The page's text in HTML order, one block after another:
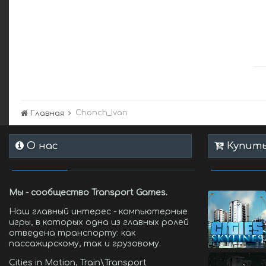
Главная Chonch_Ivan
О нас
Мы - сообщество Transport Games.
Наш главный интерес - компьютерные
игры, в которых одна из главных ролей
отведена транспорту: как
пассажирскому, так и грузовому.
Cities in Motion, Train\Transport